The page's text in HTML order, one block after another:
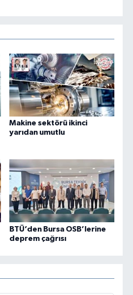
Makine sektörü ikinci
yarıdan umutlu
BTÜ’den Bursa OSB’lerine
deprem çağrısı